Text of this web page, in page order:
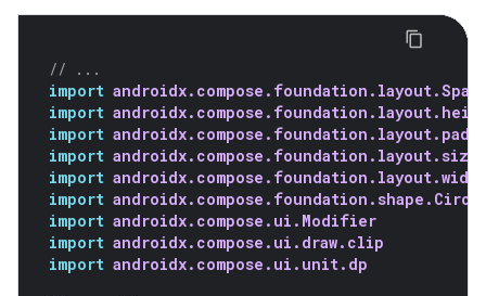
// ...
import
import
import
import androidx.compose.foundation.layout.size
import androidx.compose.foundation.layout.width
import
import androidx.compose.ui.Modifier
import androidx.compose.ui.draw.clip
import androidx.compose.ui.unit.dp